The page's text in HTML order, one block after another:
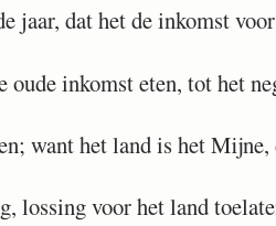
jaar, dat het de inkomst
inkomst eten, tot het
want het land is het
lossing voor het land